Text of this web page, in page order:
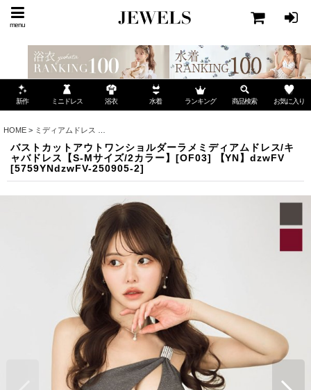
menu
新作 ミニドレス 浴衣 水着 ランキング 商品検索 お気に入り
HOME > ミディアムドレス
バストカットアウトワンショルダーラメミディアムドレス/キ
ャバドレス【S-Mサイズ/2カラー】[OF03] 【YN】dzwFV
[5759YNdzwFV-250905-2]